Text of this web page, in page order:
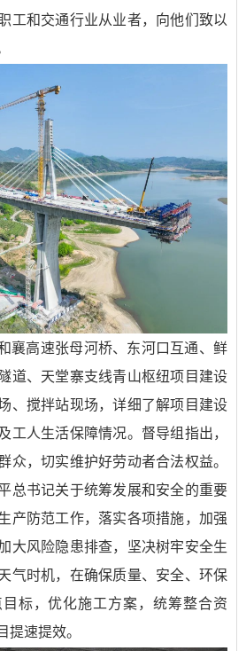
工和交通行业从业者，向他们致以
襄高速张母河桥、东河口互通、鲜
道、天堂寨支线青山枢纽项目建设
、搅拌站现场，详细了解项目建设
工人生活保障情况。督导组指出，
众，切实维护好劳动者合法权益。
总书记关于统筹发展和安全的重要
产防范工作，落实各项措施，加强
大风险隐患排查，坚决树牢安全生
气时机，在确保质量、安全、环保
标，优化施工方案，统筹整合资
提速提效。